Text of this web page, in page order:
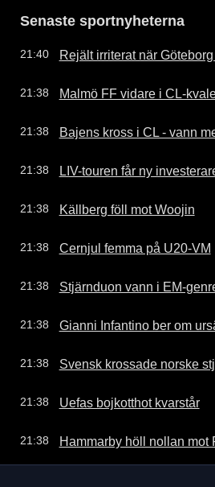
Senaste sportnyheterna
21:40 Rejält irriterat när
21:38 Malmö FF vidare i CL-
21:38 Bajens kross i CL - vann
21:38 LIV-touren får ny
21:38 Källberg föll mot Woojin
21:38 Cernjul femma på U20-VM
21:38 Stjärnduon vann i EM-
21:38 Gianni Infantino ber om
21:38 Svensk krossade norske
21:38 Uefas bojkotthot kvarstår
21:38 Hammarby höll nollan mot